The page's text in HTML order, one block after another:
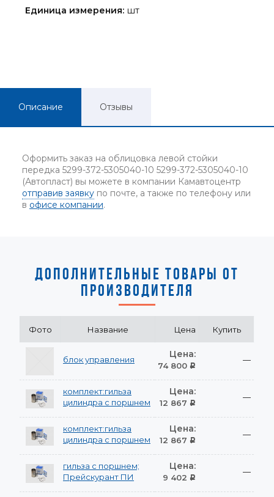
Единица измерения: шт
Описание Отзывы
Оформить заказ на облицовка левой стойки
передка 5299-372-5305040-10 5299-372-5305040-10
(Автопласт) вы можете в компании Камавтоцентр
отправив заявку по почте, а также по телефону или
в офисе компании.
ДОПОЛНИТЕЛЬНЫЕ ТОВАРЫ ОТ
ПРОИЗВОДИТЕЛЯ
Фото Название Цена Купить
блок управления Цена:
74 800 Р
—
комплект:гильза
цилиндра с поршнем
Цена:
12 867 Р
—
комплект:гильза
цилиндра с поршнем
Цена:
12 867 Р
—
гильза с поршнем;
Прейскурант ПИ
Цена:
9 402 Р
—